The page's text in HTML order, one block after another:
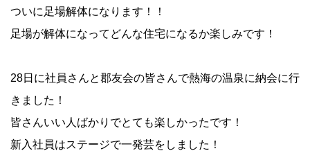
ついに足場解体になります！！
足場が解体になってどんな住宅になるか楽しみです！
28日に社員さんと郡友会の皆さんで熱海の温泉に納会に行
きました！
皆さんいい人ばかりでとても楽しかったです！
新入社員はステージで一発芸をしました！